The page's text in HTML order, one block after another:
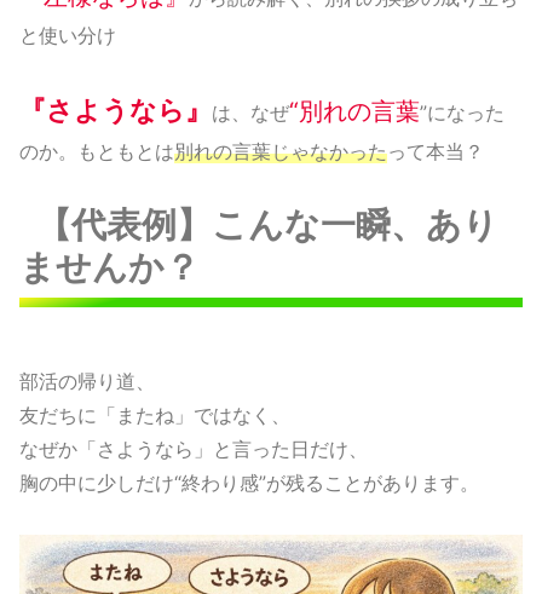
と使い分け
『さようなら』 は、なぜ“別れの言葉”になった
のか。もともとは別れの言葉じゃなかったって本当？
【代表例】こんな一瞬、あり
ませんか？
部活の帰り道、
友だちに「またね」ではなく、
なぜか「さようなら」と言った日だけ、
胸の中に少しだけ“終わり感”が残ることがあります。